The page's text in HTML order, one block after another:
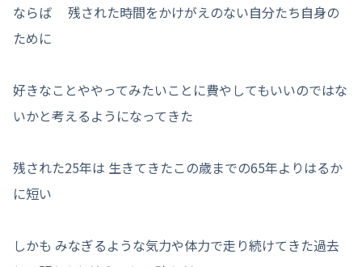
ならば 残された時間をかけがえのない自分たち自身の
ために
好きなことややってみたいことに費やしてもいいのではな
いかと考えるようになってきた
残された25年は 生きてきたこの歳までの65年よりはるか
に短い
しかも みなぎるような気力や体力で走り続けてきた過去